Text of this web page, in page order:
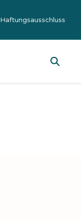
Haftungsausschluss